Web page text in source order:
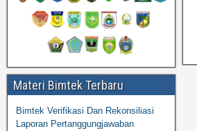
Materi Bimtek Terbaru
Bimtek Verifikasi Dan Rekonsiliasi
Laporan Pertanggungjawaban